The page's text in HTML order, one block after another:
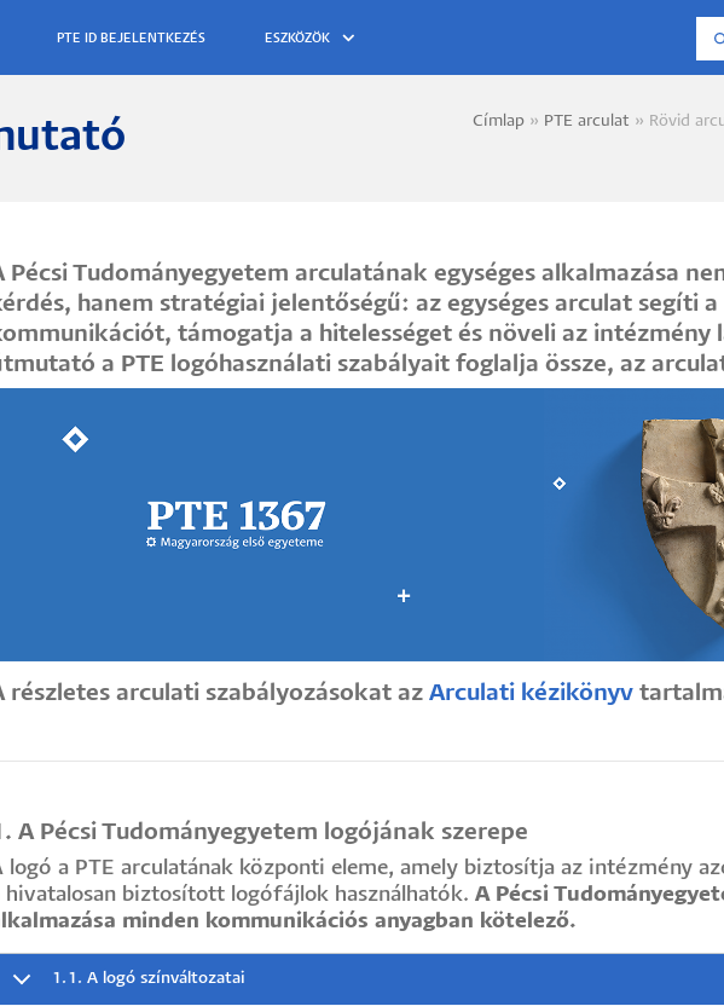
ESZKÖZÖK
Morzsa
Címlap PTE arculat Rövid
Pécsi Tudományegyetem arculatának egységes alkalmazása
hanem stratégiai jelentőségű: az egységes arculat segíti
támogatja a hitelességet és növeli az intézmény
a PTE logóhasználati szabályait foglalja össze, az
részletes arculati szabályozásokat az Arculati kézikönyv
A Pécsi Tudományegyetem logójának szerepe
logó a PTE arculatának központi eleme, amely biztosítja az intézmény
hivatalosan biztosított logófájlok használhatók. A Pécsi
minden kommunikációs anyagban kötelező.
1.1. A logó színváltozatai